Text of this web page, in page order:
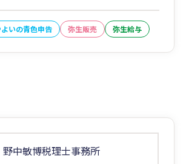
いの青色申告 弥生販売 弥生給与
野中敏博税理士事務所